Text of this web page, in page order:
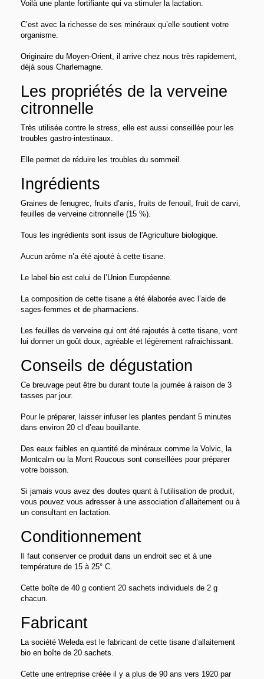
Voilà une plante fortifiante qui va stimuler la lactation.
C’est avec la richesse de ses minéraux qu’elle soutient votre
organisme.
Originaire du Moyen-Orient, il arrive chez nous très rapidement,
déjà sous Charlemagne.
Les propriétés de la verveine
citronnelle
Très utilisée contre le stress, elle est aussi conseillée pour les
troubles gastro-intestinaux.
Elle permet de réduire les troubles du sommeil.
Ingrédients
Graines de fenugrec, fruits d’anis, fruits de fenouil, fruit de carvi,
feuilles de verveine citronnelle (15 %).
Tous les ingrédients sont issus de l'Agriculture biologique.
Aucun arôme n’a été ajouté à cette tisane.
Le label bio est celui de l’Union Européenne.
La composition de cette tisane a été élaborée avec l’aide de
sages-femmes et de pharmaciens.
Les feuilles de verveine qui ont été rajoutés à cette tisane, vont
lui donner un goût doux, agréable et légèrement rafraichissant.
Conseils de dégustation
Ce breuvage peut être bu durant toute la journée à raison de 3
tasses par jour.
Pour le préparer, laisser infuser les plantes pendant 5 minutes
dans environ 20 cl d’eau bouillante.
Des eaux faibles en quantité de minéraux comme la Volvic, la
Montcalm ou la Mont Roucous sont conseillées pour préparer
votre boisson.
Si jamais vous avez des doutes quant à l’utilisation de produit,
vous pouvez vous adresser à une association d’allaitement ou à
un consultant en lactation.
Conditionnement
Il faut conserver ce produit dans un endroit sec et à une
température de 15 à 25° C.
Cette boîte de 40 g contient 20 sachets individuels de 2 g
chacun.
Fabricant
La société Weleda est le fabricant de cette tisane d’allaitement
bio en boîte de 20 sachets.
Cette une entreprise créée il y a plus de 90 ans vers 1920 par